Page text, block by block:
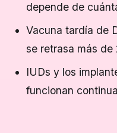
depende de
Vacuna tardía de
se retrasa más de
IUDs y los
funcionan